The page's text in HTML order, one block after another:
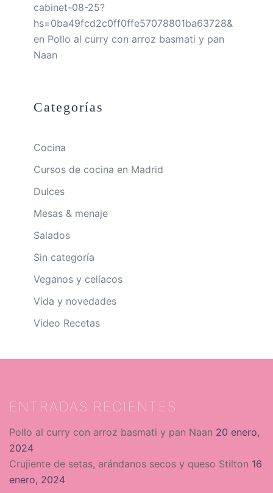
cabinet-08-25?
hs=0ba49fcd2c0ff0ffe57078801ba63728&
en Pollo al curry con arroz basmati y pan
Naan
Categorías
Cocina
Cursos de cocina en Madrid
Dulces
Mesas & menaje
Salados
Sin categoría
Veganos y celíacos
Vida y novedades
Video Recetas
ENTRADAS RECIENTES
Pollo al curry con arroz basmati y pan Naan 20 enero,
2024
Crujiente de setas, arándanos secos y queso Stilton 16
enero, 2024